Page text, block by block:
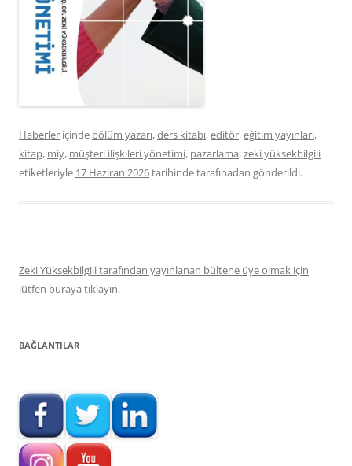
Haberler içinde bölüm yazarı,ders kitabı,editör,eğitim yayınları,
kitap, miy, müşteri ilişkileri yönetimi, pazarlama,zeki yüksekbilgili
etiketleriyle 17 Haziran 2026tarihindetarafınadan gönderildi.
Zeki Yüksekbilgili tarafından yayınlanan bültene üye olmak için
lütfen buraya tıklayın.
BAĞLANTILAR